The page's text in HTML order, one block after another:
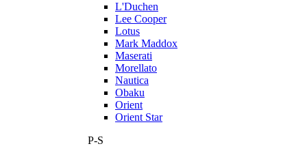
L'Duchen
Lee Cooper
Lotus
Mark Maddox
Maserati
Morellato
Nautica
Obaku
Orient
Orient Star
P-S